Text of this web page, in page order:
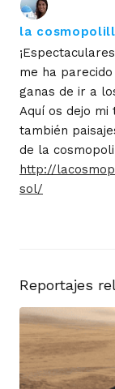
la
me ha
ganas de ir a
Aquí os dejo
también
de la
http://
sol/
Reportajes